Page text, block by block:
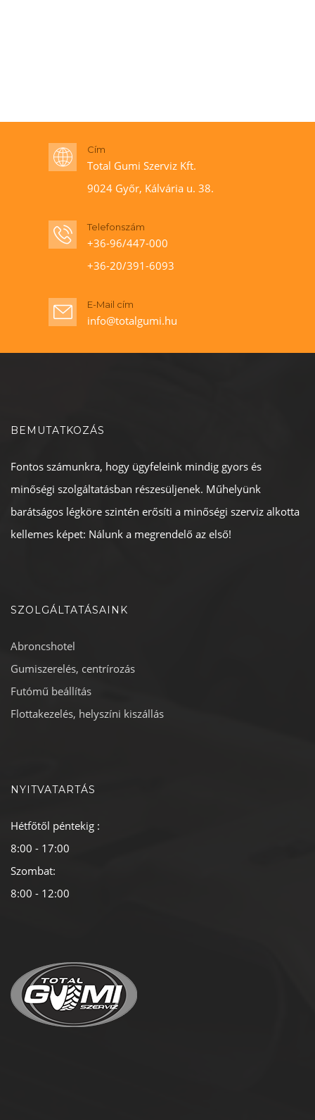
Cím
Total Gumi Szerviz Kft.
9024 Győr, Kálvária u. 38.
Telefonszám
+36-96/447-000
+36-20/391-6093
E-Mail cím
info@totalgumi.hu
BEMUTATKOZÁS
Fontos számunkra, hogy ügyfeleink mindig gyors és
minőségi szolgáltatásban részesüljenek. Műhelyünk
barátságos légköre szintén erősíti a minőségi szerviz alkotta
kellemes képet: Nálunk a megrendelő az első!
SZOLGÁLTATÁSAINK
Abroncshotel
Gumiszerelés, centrírozás
Futómű beállítás
Flottakezelés, helyszíni kiszállás
NYITVATARTÁS
Hétfőtől péntekig :
8:00 - 17:00
Szombat:
8:00 - 12:00